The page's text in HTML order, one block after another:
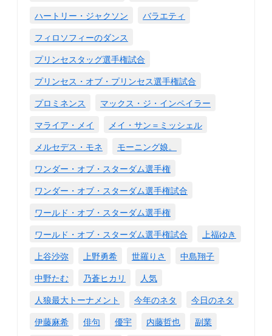
ハートリー・ジャクソン
バラエティ
フィロソフィーのダンス
プリンセスタッグ選手権試合
プリンセス・オブ・プリンセス選手権試合
プロミネンス
マックス・ジ・インペイラー
マライア・メイ
メイ・サン＝ミッシェル
メルセデス・モネ
モーニング娘。
ワンダー・オブ・スターダム選手権
ワンダー・オブ・スターダム選手権試合
ワールド・オブ・スターダム選手権
ワールド・オブ・スターダム選手権試合
上福ゆき
上谷沙弥
上野勇希 世羅りさ
中島翔子
中野たむ
乃蒼ヒカリ
人気
人狼最大トーナメント
今年のネタ
今日のネタ
伊藤麻希
俳句 優宇 内藤哲也
副業